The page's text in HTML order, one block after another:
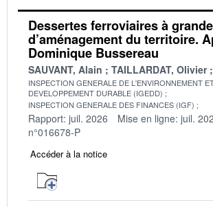
Dessertes ferroviaires à
d’aménagement du territoire.
Dominique Bussereau
SAUVANT, Alain TAILLARDAT, Olivier
INSPECTION GENERALE DE L'ENVIRONNEMENT
DEVELOPPEMENT DURABLE (IGEDD)
INSPECTION GENERALE DES FINANCES (IGF)
Rapport: juil. 2026 Mise en ligne: juil.
n°016678-P
Accéder à la notice